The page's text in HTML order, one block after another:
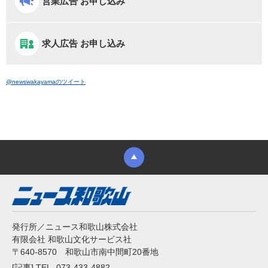
求人広告 お申し込み
@newswakayamaのツイート
発行所／ニュース和歌山株式会社
有限会社 和歌山文化サービス社
〒640-8570 和歌山市南中間町20番地